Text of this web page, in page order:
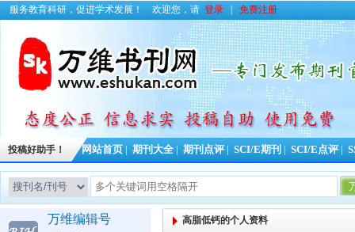
服务教育科研，促进学术发展！ 欢迎您，请 登录 免费注册
投稿好助手！ 网站首页 期刊大全 期刊点评 SCI/E期刊 SCI/E点评
万维编辑号 高脂低钙的个人资料